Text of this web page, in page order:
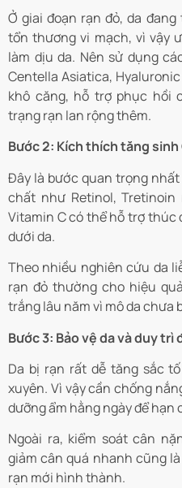
Ở giai đoạn rạn đỏ, da
tổn thương vi mạch, vì vậy
làm dịu da. Nên sử dụng
Centella Asiatica,
khô căng, hỗ trợ phục hồi
trạng rạn lan rộng thêm.
Bước 2: Kích thích tăng
Đây là bước quan trọng
chất như Retinol, Tretinoin
Vitamin C có thể hỗ trợ thúc
dưới da.
Theo nhiều nghiên cứu da
rạn đỏ thường cho hiệu
trắng lâu năm vì mô da chưa
Bước 3: Bảo vệ da và duy trì
Da bị rạn rất dễ tăng sắc
xuyên. Vì vậy cần chống
dưỡng ẩm hằng ngày để hạn
Ngoài ra, kiểm soát cân
giảm cân quá nhanh cũng
rạn mới hình thành.